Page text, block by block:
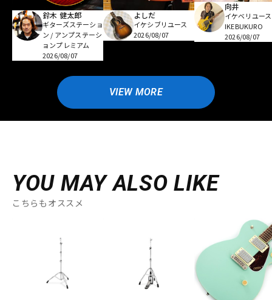
鈴木 健太郎
ギターズステーショ
ン / アンプステーシ
ョンプレミアム
2026/08/07
よしだ
イケシブリユース
2026/08/07
向井
イケベリユース
IKEBUKURO
2026/08/07
VIEW MORE
YOU MAY ALSO LIKE
こちらもオススメ